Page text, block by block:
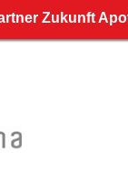
Zukunft